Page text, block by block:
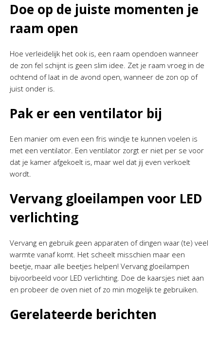
Doe op de juiste momenten je
raam open
Hoe verleidelijk het ook is, een raam opendoen wanneer
de zon fel schijnt is geen slim idee. Zet je raam vroeg in de
ochtend of laat in de avond open, wanneer de zon op of
juist onder is.
Pak er een ventilator bij
Een manier om even een fris windje te kunnen voelen is
met een ventilator. Een ventilator zorgt er niet per se voor
dat je kamer afgekoelt is, maar wel dat jij even verkoelt
wordt.
Vervang gloeilampen voor LED
verlichting
Vervang en gebruik geen apparaten of dingen waar (te) veel
warmte vanaf komt. Het scheelt misschien maar een
beetje, maar alle beetjes helpen! Vervang gloeilampen
bijvoorbeeld voor LED verlichting. Doe de kaarsjes niet aan
en probeer de oven niet of zo min mogelijk te gebruiken.
Gerelateerde berichten